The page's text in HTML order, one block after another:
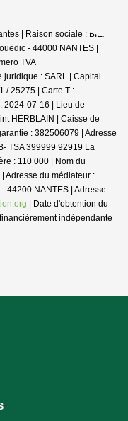
| Raison sociale : BIENS
- 44000 NANTES |
TVA
juridique : SARL | Capital
/ 25275 | Carte T :
2024-07-16 | Lieu de
HERBLAIN | Caisse de
: 382506079 | Adresse
TSA 399999 92919 La
: 110 000 | Nom du
Adresse du médiateur :
44200 NANTES | Adresse
| Date d'obtention du
indépendante